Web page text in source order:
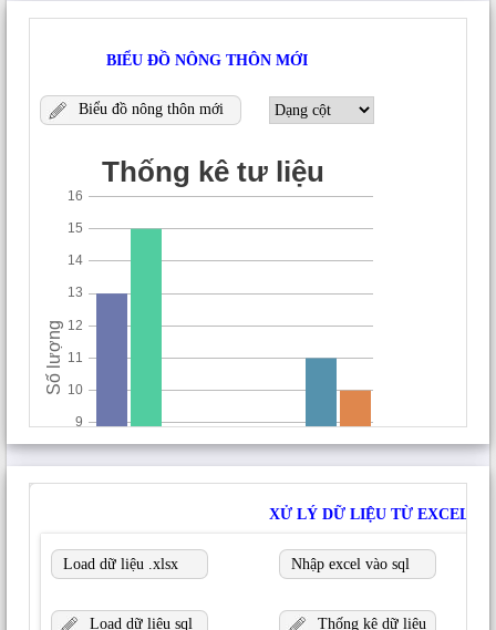
Tên *
Trang web
Lưu tên của tôi, email, và trang web trong trình
duyệt này cho lần bình luận kế tiếp của tôi.